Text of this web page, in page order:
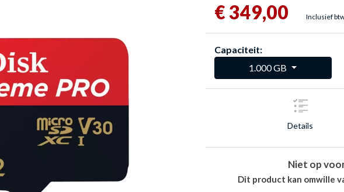
€ 349,00 Inclusief
Capaciteit:
1.000 GB
Details
Niet op
Dit product kan omwille